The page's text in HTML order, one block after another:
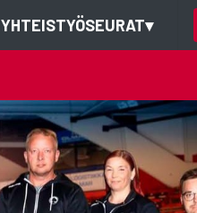
YHTEISTYÖSEURAT▾